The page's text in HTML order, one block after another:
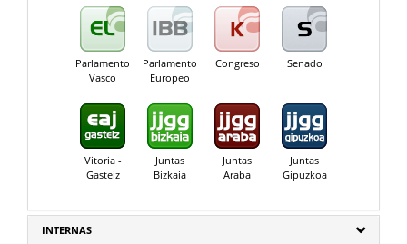
Parlamento
Vasco
Parlamento
Europeo
Congreso Senado
Vitoria -
Gasteiz
Juntas
Bizkaia
Juntas
Araba
Juntas
Gipuzkoa
INTERNAS